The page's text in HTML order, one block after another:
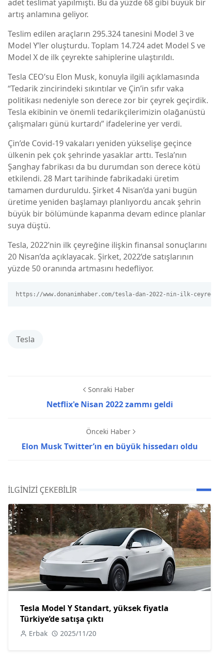
adet teslimat yapılmıştı. Bu da yüzde 68 gibi büyük bir
artış anlamına geliyor.
Teslim edilen araçların 295.324 tanesini Model 3 ve
Model Y’ler oluşturdu. Toplam 14.724 adet Model S ve
Model X de ilk çeyrekte sahiplerine ulaştırıldı.
Tesla CEO’su Elon Musk, konuyla ilgili açıklamasında
“Tedarik zincirindeki sıkıntılar ve Çin’in sıfır vaka
politikası nedeniyle son derece zor bir çeyrek geçirdik.
Tesla ekibinin ve önemli tedarikçilerimizin olağanüstü
çalışmaları günü kurtardı” ifadelerine yer verdi.
Çin’de Covid-19 vakaları yeniden yükselişe geçince
ülkenin pek çok şehrinde yasaklar arttı. Tesla’nın
Şanghay fabrikası da bu durumdan son derece kötü
etkilendi. 28 Mart tarihinde fabrikadaki üretim
tamamen durduruldu. Şirket 4 Nisan’da yani bugün
üretime yeniden başlamayı planlıyordu ancak şehrin
büyük bir bölümünde kapanma devam edince planlar
suya düştü.
Tesla, 2022’nin ilk çeyreğine ilişkin finansal sonuçlarını
20 Nisan’da açıklayacak. Şirket, 2022’de satışlarının
yüzde 50 oranında artmasını hedefliyor.
https://www.donanimhaber.com/tesla-dan-2022-nin-ilk-
Tesla
Sonraki Haber
Netflix'e Nisan 2022 zammı geldi
Önceki Haber
Elon Musk Twitter’ın en büyük hissedarı oldu
İLGINIZI ÇEKEBILIR
Tesla Model Y Standart, yüksek fiyatla
Türkiye’de satışa çıktı
Erbak 2025/11/20